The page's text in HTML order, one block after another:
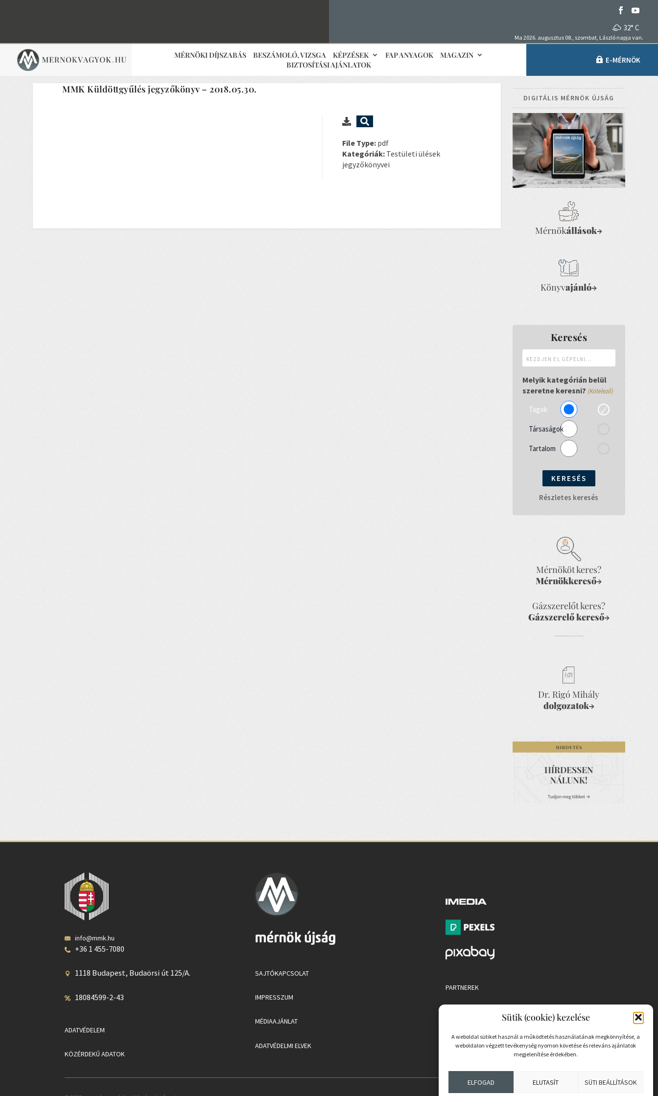
Sütik (cookie) kezelése
A weboldal sütiket használ a működtetés használatának megkönnyítése, a
weboldalon végzett tevékenység nyomon követése és releváns ajánlatok
megjelenítése érdekében.
ELFOGAD ELUTASÍT SÜTI BEÁLLÍTÁSOK
32° C
Ma 2026. augusztus 08., szombat, László napja van.
MÉRNÖKI DÍJSZABÁS BESZÁMOLÓ, VIZSGA KÉPZÉSEK FAP ANYAGOK
MAGAZIN
BIZTOSÍTÁSI AJÁNLATOK
E-MÉRNÖK
MMK Küldöttgyűlés jegyzőkönyv – 2018.05.30.
File Type: pdf
Kategóriák:Testületi ülések
jegyzőkönyvei
DIGITÁLIS MÉRNÖK ÚJSÁG
Mérnökállások→
Könyvajánló→
Keresés
el
gépelni...
Melyik kategórián belül
szeretne keresni? (Kötelező)
Tagok
Társaságok
Tartalom
Részletes keresés
Mérnököt keres?
Mérnökkereső→
Gázszerelőt keres?
Gázszerelő kereső→
Dr. Rigó Mihály
dolgozatok→
info@mmk.hu
+36 1 455-7080
1118 Budapest, Budaörsi út 125/A.
18084599-2-43
ADATVÉDELEM
KÖZÉRDEKŰ ADATOK
SAJTÓKAPCSOLAT
IMPRESSZUM
MÉDIAAJÁNLAT
ADATVÉDELMI ELVEK
PARTNEREK